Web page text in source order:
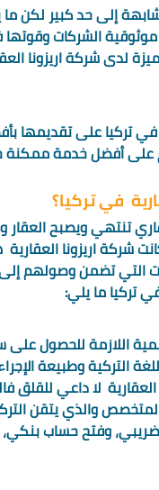
إلى حد كبير لكن
الشركات
لدى شركة اريزونا
تركيا على تقديمها
على أفضل خدمة ممكنة
في تركيا؟
تنتهي ويصبح العقار
شركة اريزونا
التي تضمن وصولهم
تركيا ما يلي:
اللازمة للحصول على
التركية وطبيعة
لا داعي للقلق
والذي يتقن
وفتح حساب